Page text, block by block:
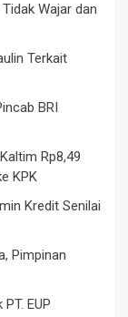
Wajar dan
Terkait
BRI
Rp8,49
KPK
Kredit Senilai
Pimpinan
EUP